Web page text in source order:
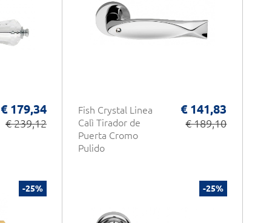
€ 179,34
€ 239,12
Fish Crystal Linea
Calì Tirador de
Puerta Cromo
Pulido
€ 141,83
€ 189,10
-25% -25%